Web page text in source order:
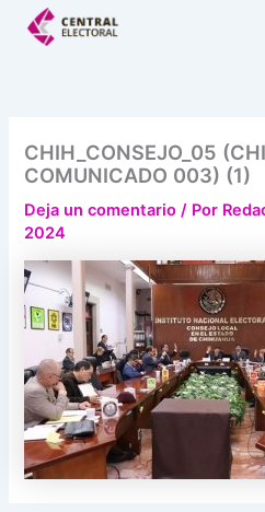
CHIH_CONSEJO_05
COMUNICADO 003) (1)
Deja un comentario / Por
2024